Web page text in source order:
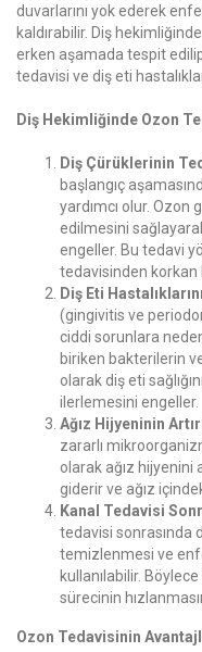
duvarlarını yok ederek
kaldırabilir. Diş
erken aşamada tespit
tedavisi ve diş eti
Diş Hekimliğinde Ozon
Diş Çürüklerinin
başlangıç
yardımcı olur. Ozon
edilmesini
engeller. Bu tedavi
tedavisinden korkan
Diş Eti
(gingivitis ve
ciddi sorunlara
biriken bakterilerin
olarak diş eti
ilerlemesini engeller.
Ağız Hijyeninin
zararlı
olarak ağız hijyenini
giderir ve ağız
Kanal Tedavisi
tedavisi sonrasında
temizlenmesi ve
kullanılabilir.
sürecinin
Ozon Tedavisinin